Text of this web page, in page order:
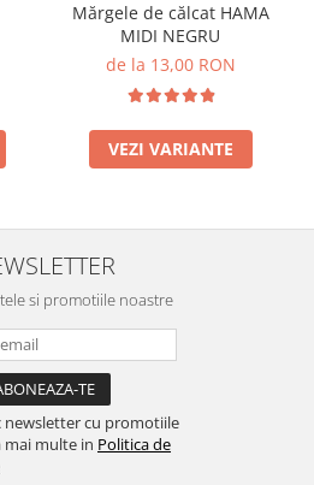
Mărgele de călcat HAMA
MIDI NEGRU
de la 13,00 RON
VEZI VARIANTE
si promotiile noastre
newsletter cu promotiile
mai multe in Politica de